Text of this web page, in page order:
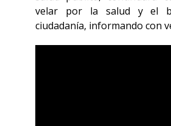
velar por la salud y el
ciudadanía, informando con